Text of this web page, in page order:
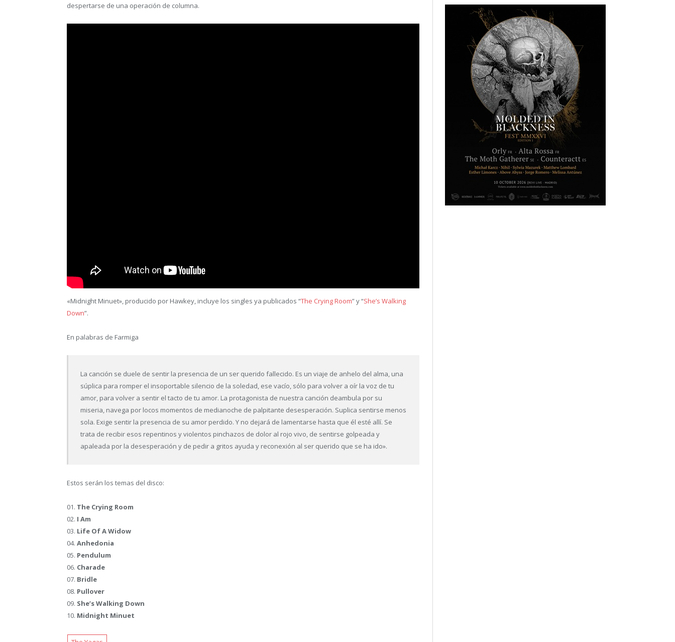
despertarse de una operación de columna.
«Midnight Minuet», producido por Hawkey, incluye los singles ya publicados “The Crying Room” y “She’s Walking
Down”.
En palabras de Farmiga
La canción se duele de sentir la presencia de un ser querido fallecido. Es un viaje de anhelo del alma, una
súplica para romper el insoportable silencio de la soledad, ese vacío, sólo para volver a oír la voz de tu
amor, para volver a sentir el tacto de tu amor. La protagonista de nuestra canción deambula por su
miseria, navega por locos momentos de medianoche de palpitante desesperación. Suplica sentirse menos
sola. Exige sentir la presencia de su amor perdido. Y no dejará de lamentarse hasta que él esté allí. Se
trata de recibir esos repentinos y violentos pinchazos de dolor al rojo vivo, de sentirse golpeada y
apaleada por la desesperación y de pedir a gritos ayuda y reconexión al ser querido que se ha ido».
Estos serán los temas del disco:
01. The Crying Room
02. I Am
03. Life Of A Widow
04. Anhedonia
05. Pendulum
06. Charade
07. Bridle
08. Pullover
09. She’s Walking Down
10. Midnight Minuet